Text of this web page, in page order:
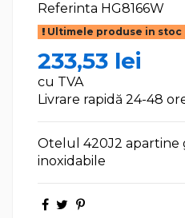
Referinta HG8166W
Ultimele produse in stoc
233,53 lei
cu TVA
Livrare rapidă 24-48
Otelul 420J2
inoxidabile